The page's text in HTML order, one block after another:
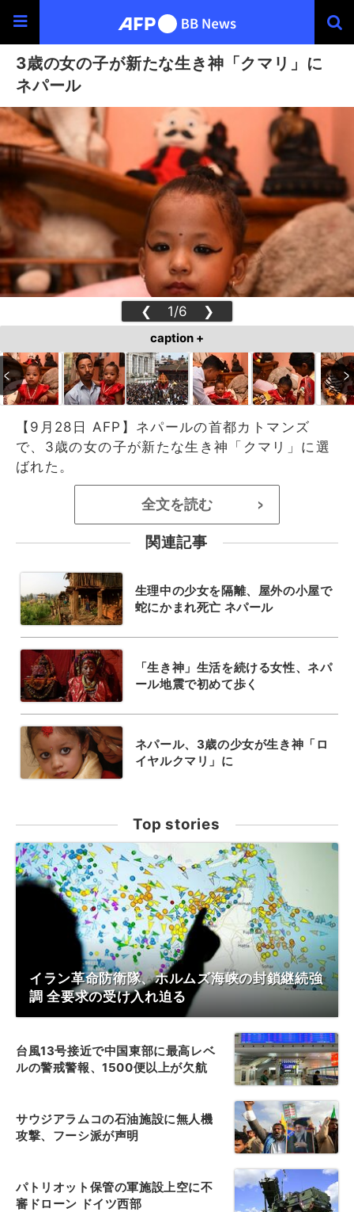
3歳の女の子が新たな生き神「クマリ」に
ネパール
❮ 1/6 ❯
caption +
【9月28日 AFP】ネパールの首都カトマンズ
で、3歳の女の子が新たな生き神「クマリ」に選
ばれた。
全文を読む >
関連記事
生理中の少女を隔離、屋外の小屋で
蛇にかまれ死亡 ネパール
「生き神」生活を続ける女性、ネパ
ール地震で初めて歩く
ネパール、3歳の少女が生き神「ロ
イヤルクマリ」に
Top stories
イラン革命防衛隊、ホルムズ海峡の封鎖継続強
調 全要求の受け入れ迫る
台風13号接近で中国東部に最高レベ
ルの警戒警報、1500便以上が欠航
サウジアラムコの石油施設に無人機
攻撃、フーシ派が声明
パトリオット保管の軍施設上空に不
審ドローン ドイツ西部